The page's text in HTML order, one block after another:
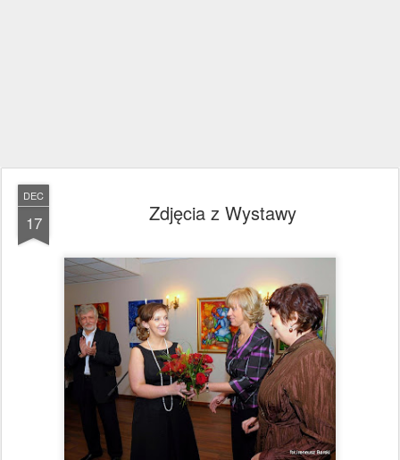
DEC
17 Zdjęcia z Wystawy